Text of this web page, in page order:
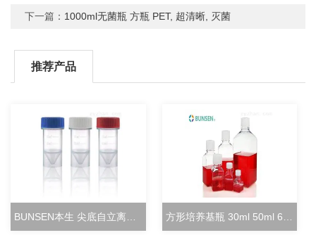
下一篇： 1000ml无菌瓶 方瓶 PET, 超清晰, 灭菌
推荐产品